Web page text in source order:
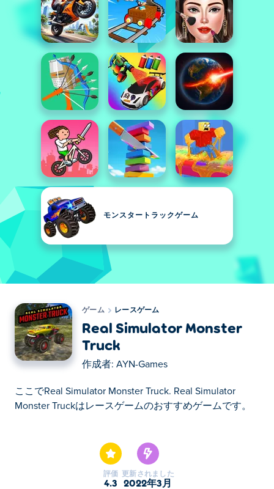
モンスタートラックゲーム
ゲーム レースゲーム
Real Simulator Monster
Truck
作成者: AYN-Games
ここでReal Simulator Monster Truck. Real Simulator
Monster Truckはレースゲームのおすすめゲームです。
評価
4.3
更新されました
2022年3月